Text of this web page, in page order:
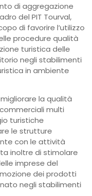
di aggregazione
del PIT Tourval,
di favorire l’utilizzo
procedure qualità
turistica delle
negli stabilimenti
in ambiente
la qualità
multi
turistiche
le strutture
con le attività
inoltre di stimolare
imprese del
dei prodotti
negli stabilimenti